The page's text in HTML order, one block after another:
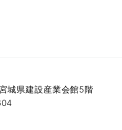
城県建設産業会館5階